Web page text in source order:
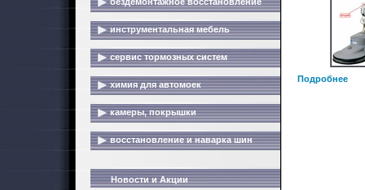
инструментальная мебель
сервис тормозных систем
химия для автомоек
камеры, покрышки
восстановление и наварка шин
Новости и Акции
Подробнее